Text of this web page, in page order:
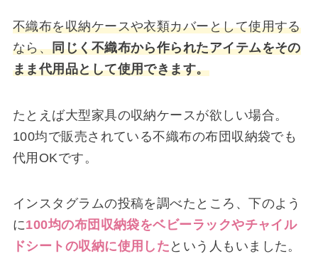
不織布を収納ケースや衣類カバーとして使用する
なら、同じく不織布から作られたアイテムをその
まま代用品として使用できます。
たとえば大型家具の収納ケースが欲しい場合。
100均で販売されている不織布の布団収納袋でも
代用OKです。
インスタグラムの投稿を調べたところ、下のよう
に100均の布団収納袋をベビーラックやチャイル
ドシートの収納に使用した という人もいました。